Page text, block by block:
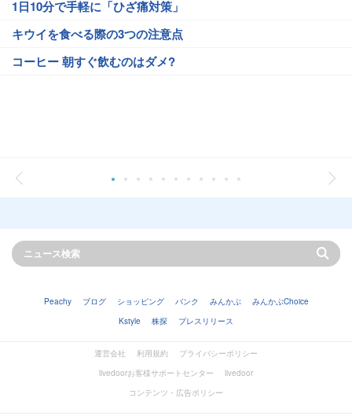
1日10分で手軽に「ひざ痛対策」
キウイを食べる際の3つの注意点
コーヒー 朝すぐ飲むのはダメ?
Peachy ブログ ショッピング バンク みんかぶ
みんかぶChoice
Kstyle
株探 プレスリリース
運営会社 利用規約
プライバシーポリシー
livedoorお客様サポートセンター
livedoor
コンテンツ・広告ポリシー